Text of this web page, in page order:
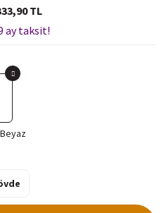
TL
ay taksit!